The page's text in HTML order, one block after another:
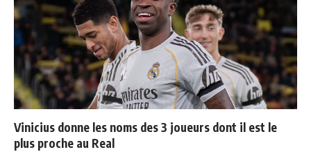
Vinicius donne les noms des 3 joueurs dont il est le
plus proche au Real